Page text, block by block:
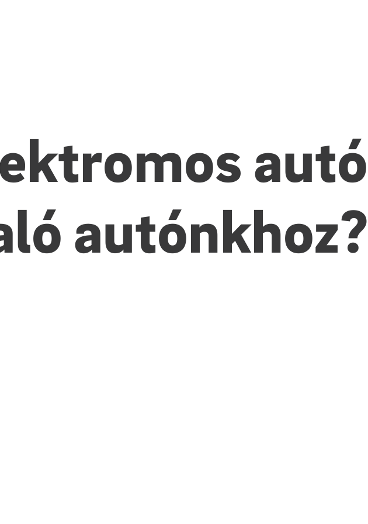
autó
autónkhoz?